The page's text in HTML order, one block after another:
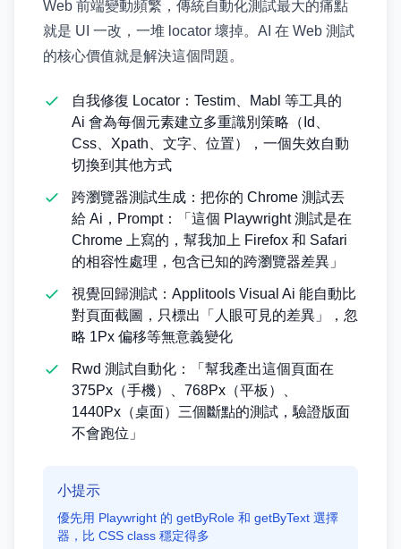
Web 前端變動頻繁，傳統自動化測試最大的痛點
就是 UI 一改，一堆 locator 壞掉。AI 在 Web 測試
的核心價值就是解決這個問題。
自我修復 Locator：Testim、Mabl 等工具的
Ai 會為每個元素建立多重識別策略（Id、
Css、Xpath、文字、位置），一個失效自動
切換到其他方式
跨瀏覽器測試生成：把你的 Chrome 測試丟
給 Ai，Prompt：「這個 Playwright 測試是在
Chrome 上寫的，幫我加上 Firefox 和 Safari
的相容性處理，包含已知的跨瀏覽器差異」
視覺回歸測試：Applitools Visual Ai 能自動比
對頁面截圖，只標出「人眼可見的差異」，忽
略 1Px 偏移等無意義變化
Rwd 測試自動化：「幫我產出這個頁面在
375Px（手機）、768Px（平板）、
1440Px（桌面）三個斷點的測試，驗證版面
不會跑位」
小提示
優先用 Playwright 的 getByRole 和 getByText 選擇
器，比 CSS class 穩定得多